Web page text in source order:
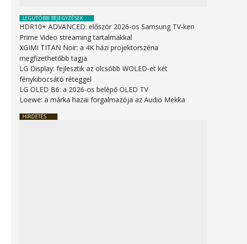
LEGUTÓBBI BEJEGYZÉSEK
HDR10+ ADVANCED: először 2026-os Samsung TV-ken
Prime Video streaming tartalmakkal
XGIMI TITAN Noir: a 4K házi projektorszéria
megfizethetőbb tagja
LG Display: fejlesztik az olcsóbb WOLED-et két
fénykibocsátó réteggel
LG OLED B6: a 2026-os belépő OLED TV
Loewe: a márka hazai forgalmazója az Audio Mekka
HIRDETÉS